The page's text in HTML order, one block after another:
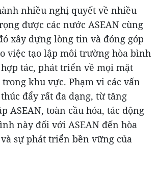
nhiều nghị quyết về nhiều
được các nước ASEAN cùng
xây dựng lòng tin và đóng góp
việc tạo lập môi trường hòa bình
tác, phát triển về mọi mặt
khu vực. Phạm vi các vấn
đẩy rất đa dạng, từ tăng
ASEAN, toàn cầu hóa, tác động
này đối với ASEAN đến hòa
sự phát triển bền vững của